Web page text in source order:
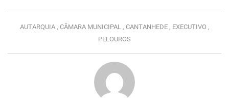
AUTARQUIA , CÂMARA MUNICIPAL , CANTANHEDE , EXECUTIVO ,
PELOUROS